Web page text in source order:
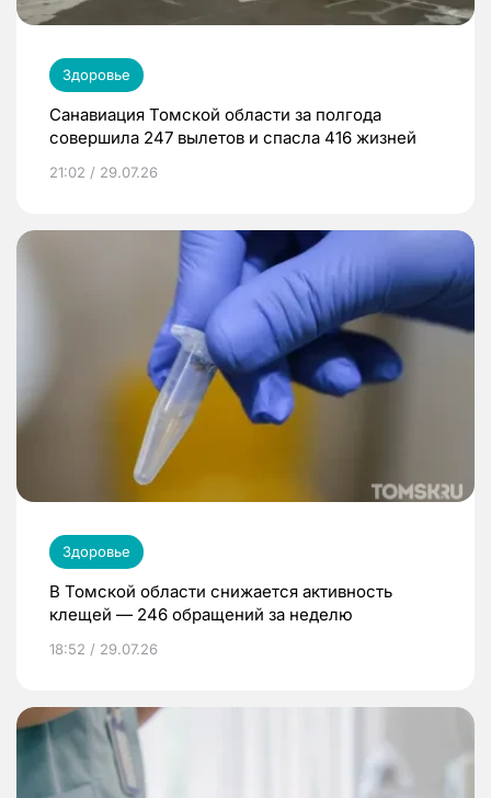
Здоровье
Санавиация Томской области за полгода
совершила 247 вылетов и спасла 416 жизней
21:02 / 29.07.26
Здоровье
В Томской области снижается активность
клещей — 246 обращений за неделю
18:52 / 29.07.26